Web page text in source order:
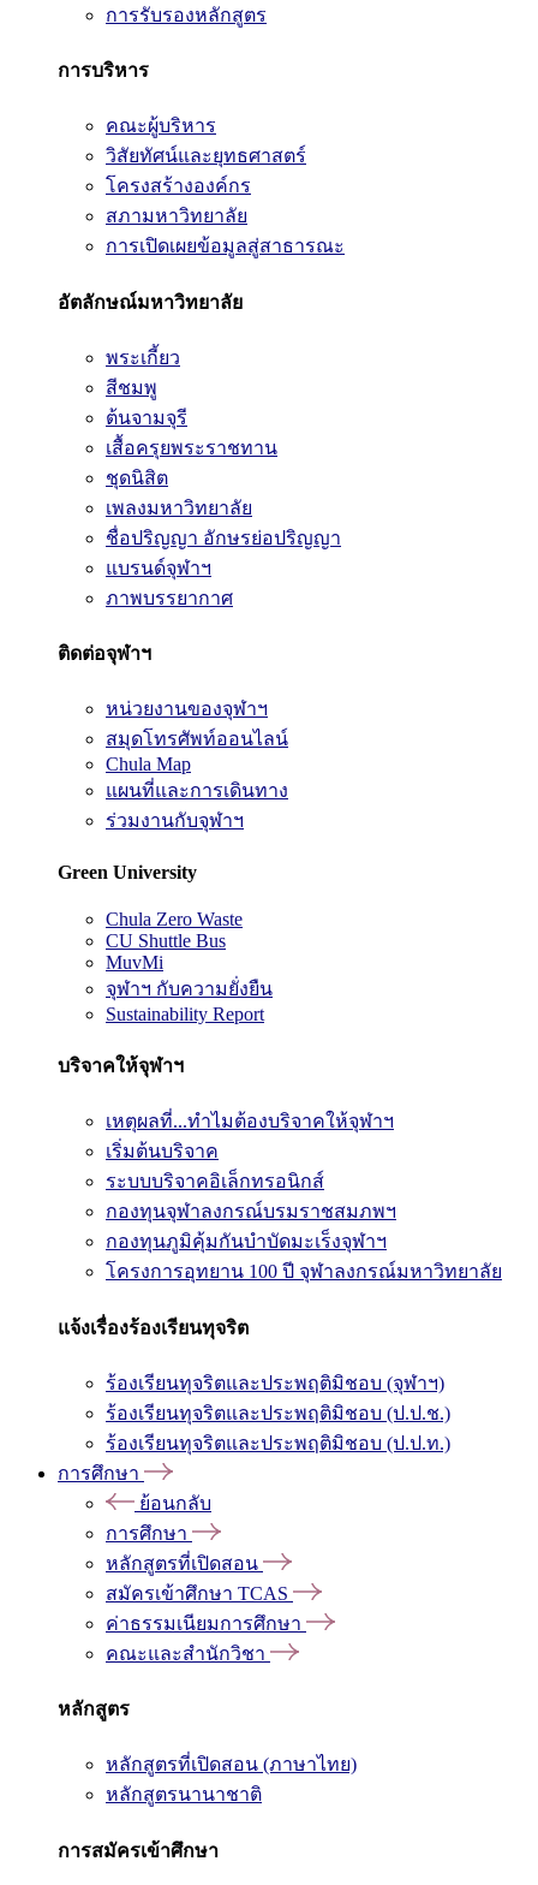
การรับรองหลักสูตร
การบริหาร
คณะผู้บริหาร
วิสัยทัศน์และยุทธศาสตร์
โครงสร้างองค์กร
สภามหาวิทยาลัย
การเปิดเผยข้อมูลสู่สาธารณะ
อัตลักษณ์มหาวิทยาลัย
พระเกี้ยว
สีชมพู
ต้นจามจุรี
เสื้อครุยพระราชทาน
ชุดนิสิต
เพลงมหาวิทยาลัย
ชื่อปริญญา อักษรย่อปริญญา
แบรนด์จุฬาฯ
ภาพบรรยากาศ
ติดต่อจุฬาฯ
หน่วยงานของจุฬาฯ
สมุดโทรศัพท์ออนไลน์
Chula Map
แผนที่และการเดินทาง
ร่วมงานกับจุฬาฯ
Green University
Chula Zero Waste
CU Shuttle Bus
MuvMi
จุฬาฯ กับความยั่งยืน
Sustainability Report
บริจาคให้จุฬาฯ
เหตุผลที่...ทำไมต้องบริจาคให้จุฬาฯ
เริ่มต้นบริจาค
ระบบบริจาคอิเล็กทรอนิกส์
กองทุนจุฬาลงกรณ์บรมราชสมภพฯ
กองทุนภูมิคุ้มกันบำบัดมะเร็งจุฬาฯ
โครงการอุทยาน 100 ปี จุฬาลงกรณ์มหาวิทยาลัย
แจ้งเรื่องร้องเรียนทุจริต
ร้องเรียนทุจริตและประพฤติมิชอบ (จุฬาฯ)
ร้องเรียนทุจริตและประพฤติมิชอบ (ป.ป.ช.)
ร้องเรียนทุจริตและประพฤติมิชอบ (ป.ป.ท.)
การศึกษา
ย้อนกลับ
การศึกษา
หลักสูตรที่เปิดสอน
สมัครเข้าศึกษา TCAS
ค่าธรรมเนียมการศึกษา
คณะและสำนักวิชา
หลักสูตร
หลักสูตรที่เปิดสอน (ภาษาไทย)
หลักสูตรนานาชาติ
การสมัครเข้าศึกษา